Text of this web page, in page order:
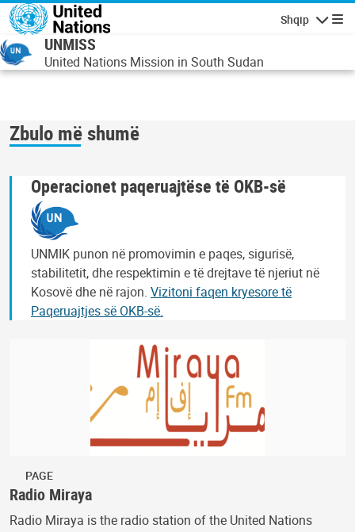
Skip to main content
Shqip
Lundrimi
UNMISS
United Nations Mission in South Sudan
Zbulo më shumë
Operacionet paqeruajtëse të OKB-së
UNMIK punon në promovimin e paqes, sigurisë,
stabilitetit, dhe respektimin e të drejtave të njeriut në
Kosovë dhe në rajon. Vizitoni faqen kryesore të
Paqeruajtjes së OKB-së.
PAGE
Radio Miraya
Radio Miraya is the radio station of the United Nations